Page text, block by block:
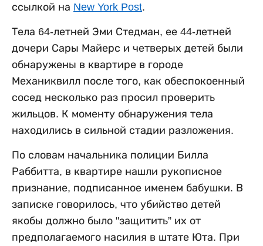
ссылкой на New York Post.
Тела 64-летней Эми Стедман, ее 44-летней
дочери Сары Майерс и четверых детей были
обнаружены в квартире в городе
Механиквилл после того, как обеспокоенный
сосед несколько раз просил проверить
жильцов. К моменту обнаружения тела
находились в сильной стадии разложения.
По словам начальника полиции Билла
Раббитта, в квартире нашли рукописное
признание, подписанное именем бабушки. В
записке говорилось, что убийство детей
якобы должно было "защитить” их от
предполагаемого насилия в штате Юта. При